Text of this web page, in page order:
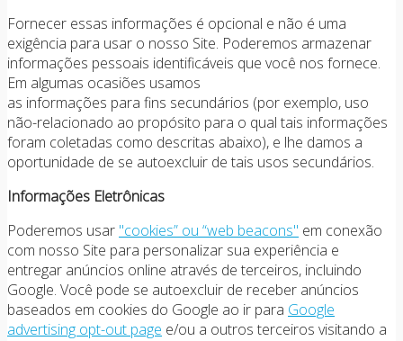
Fornecer essas informações é opcional e não é uma
exigência para usar o nosso Site. Poderemos armazenar
informações pessoais identificáveis que você nos fornece.
Em algumas ocasiões usamos
as informações para fins secundários (por exemplo, uso
não-relacionado ao propósito para o qual tais informações
foram coletadas como descritas abaixo), e lhe damos a
oportunidade de se autoexcluir de tais usos secundários.
Informações Eletrônicas
Poderemos usar "cookies” ou “web beacons" em conexão
com nosso Site para personalizar sua experiência e
entregar anúncios online através de terceiros, incluindo
Google. Você pode se autoexcluir de receber anúncios
baseados em cookies do Google ao ir para Google
advertising opt-out page e/ou a outros terceiros visitando a